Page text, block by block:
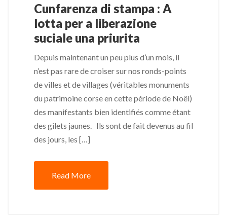
Cunfarenza di stampa : A
lotta per a liberazione
suciale una priurita
Depuis maintenant un peu plus d’un mois, il
n’est pas rare de croiser sur nos ronds-points
de villes et de villages (véritables monuments
du patrimoine corse en cette période de Noël)
des manifestants bien identifiés comme étant
des gilets jaunes. Ils sont de fait devenus au fil
des jours, les […]
Read More